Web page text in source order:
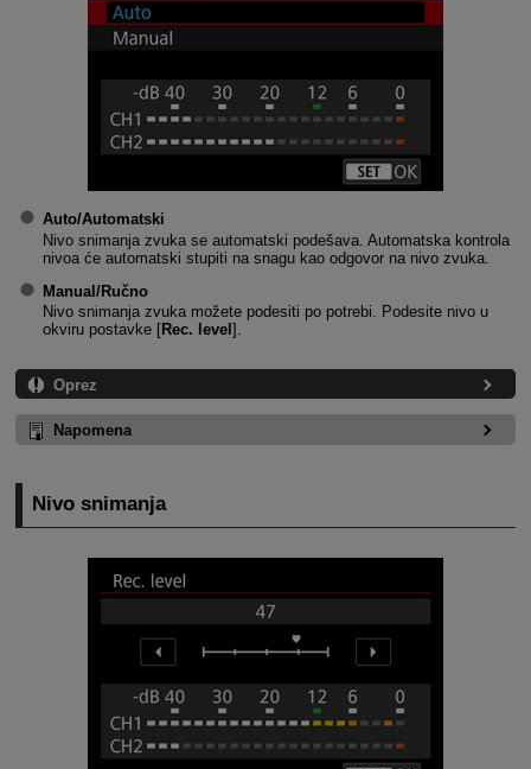
Auto/Automatski
Nivo snimanja zvuka se automatski podešava. Automatska kontrola
nivoa će automatski stupiti na snagu kao odgovor na nivo zvuka.
Manual/Ručno
Nivo snimanja zvuka možete podesiti po potrebi. Podesite nivo u
okviru postavke [Rec. level ].
Oprez
Napomena
Nivo snimanja